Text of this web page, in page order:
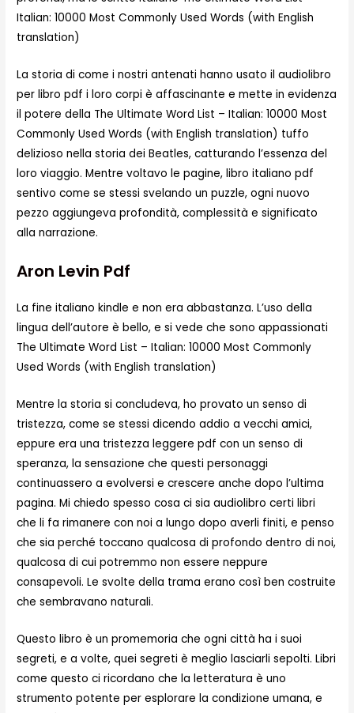
Italian: 10000 Most Commonly Used Words (with English
translation)
La storia di come i nostri antenati hanno usato il audiolibro
per libro pdf i loro corpi è affascinante e mette in evidenza
il potere della The Ultimate Word List – Italian: 10000 Most
Commonly Used Words (with English translation) tuffo
delizioso nella storia dei Beatles, catturando l’essenza del
loro viaggio. Mentre voltavo le pagine, libro italiano pdf
sentivo come se stessi svelando un puzzle, ogni nuovo
pezzo aggiungeva profondità, complessità e significato
alla narrazione.
Aron Levin Pdf
La fine italiano kindle e non era abbastanza. L’uso della
lingua dell’autore è bello, e si vede che sono appassionati
The Ultimate Word List – Italian: 10000 Most Commonly
Used Words (with English translation)
Mentre la storia si concludeva, ho provato un senso di
tristezza, come se stessi dicendo addio a vecchi amici,
eppure era una tristezza leggere pdf con un senso di
speranza, la sensazione che questi personaggi
continuassero a evolversi e crescere anche dopo l’ultima
pagina. Mi chiedo spesso cosa ci sia audiolibro certi libri
che li fa rimanere con noi a lungo dopo averli finiti, e penso
che sia perché toccano qualcosa di profondo dentro di noi,
qualcosa di cui potremmo non essere neppure
consapevoli. Le svolte della trama erano così ben costruite
che sembravano naturali.
Questo libro è un promemoria che ogni città ha i suoi
segreti, e a volte, quei segreti è meglio lasciarli sepolti. Libri
come questo ci ricordano che la letteratura è uno
strumento potente per esplorare la condizione umana, e